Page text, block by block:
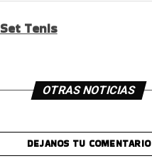
Set Tenis
OTRAS NOTICIAS
DEJANOS TU COMENTARIO